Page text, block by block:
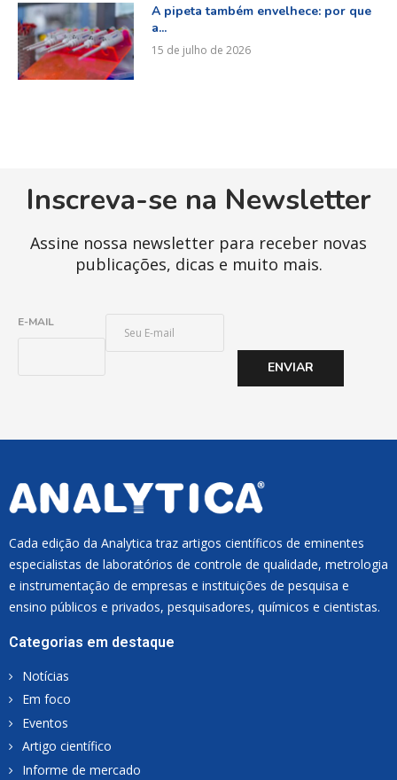
A pipeta também envelhece: por que
a...
15 de julho de 2026
Inscreva-se na Newsletter
Assine nossa newsletter para receber novas
publicações, dicas e muito mais.
E-MAIL
ENVIAR
Cada edição da Analytica traz artigos científicos de eminentes
especialistas de laboratórios de controle de qualidade, metrologia
e instrumentação de empresas e instituições de pesquisa e
ensino públicos e privados, pesquisadores, químicos e cientistas.
Categorias em destaque
Notícias
Em foco
Eventos
Artigo científico
Informe de mercado